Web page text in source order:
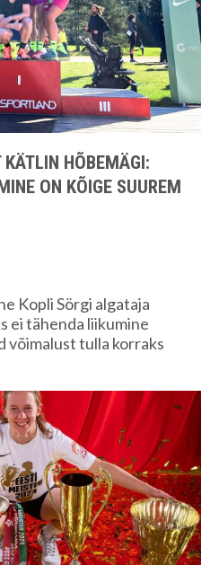
HÕBEMÄGI:
ON KÕIGE SUUREM
Kopli Sörgi algataja
ei tähenda liikumine
võimalust tulla korraks